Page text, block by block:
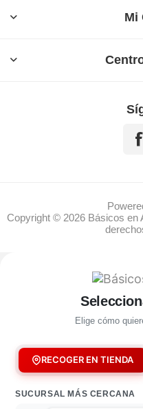
Mi
Copyright © 2026 Básicos en
Elige cómo
RECOGER EN TIENDA
SUCURSAL MÁS CERCANA